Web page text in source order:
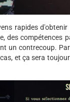
rapides
des compétences
un contrecoup.
et ça sera